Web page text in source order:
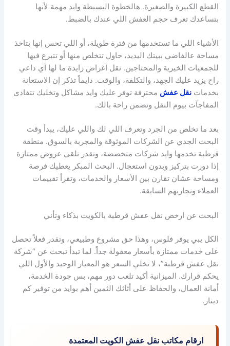
القطع الكبيرة والصغيرة. هالخطوة البسيطة وايد مهمة لأنها
بتساعدك تعرف حجم العفش اللي عندك بالضبط.
الأشياء اللي ما تستخدمها من فترة طويلة، أو اللي تحس إنها بتاخذ
مساحة عالفاضي ببيتك اليديد، حاول تتخلص منها أو تتبرع فيها
للجمعيات الخيرية والمحتاجين. نقل أغراض زايدة ما لها أي داعي
راح يزيد عليك الجهد، والتكلفة، والوقت. دايماً تذكر إن الاستعانة
بخدماتنقل عفش محترفة توفر عليك وايد مشاكل وتخليك تتفادى
المفاجآت بيوم النقل وتضمن راحة بالك.
بعد ما تخلص من الجرد وتعرف اللي لك واللي عليك، يبدأ وقت
البحث الجدي عن الشركات الموثوقة والمجربة بالسوق. منطقة
قرطبة تخدمها وايد شركات متخصصة، وتقدر تلقى عروض ممتازة
إذا دورت بتركيز وبدون استعجال. البحث المبكر يعطيك فرصة
ومساحة عشان تقارن بين الأسعار والخدمات، وتقرأ تقييمات
العملاء وتجاربهم السابقة.
البحث عن ارخص نقل عفش قرطبة بالكويت بذكاء وتأني
الكل يبي يوفر فلوس، وهذا حق مشروع وطبيعي، وتقدر فعلاً تحصل
على خدمات ممتازة بأسعار معقولة جداً. لما تبدأ تبحث عن “شركة
نقل عفش قرطبة”، لا تخلي السعر هو المعيار الوحيد والأول اللي
يحكم قرارك. الميزانية أكيد تلعب دور مهم، بس جودة الخدمة،
أمانة العمال، والحفاظ على أثاثك الثمين أهم بوايد من توفير كم
دينار.
ارقام مكاتب نقل عفش الكويت المعتمدة